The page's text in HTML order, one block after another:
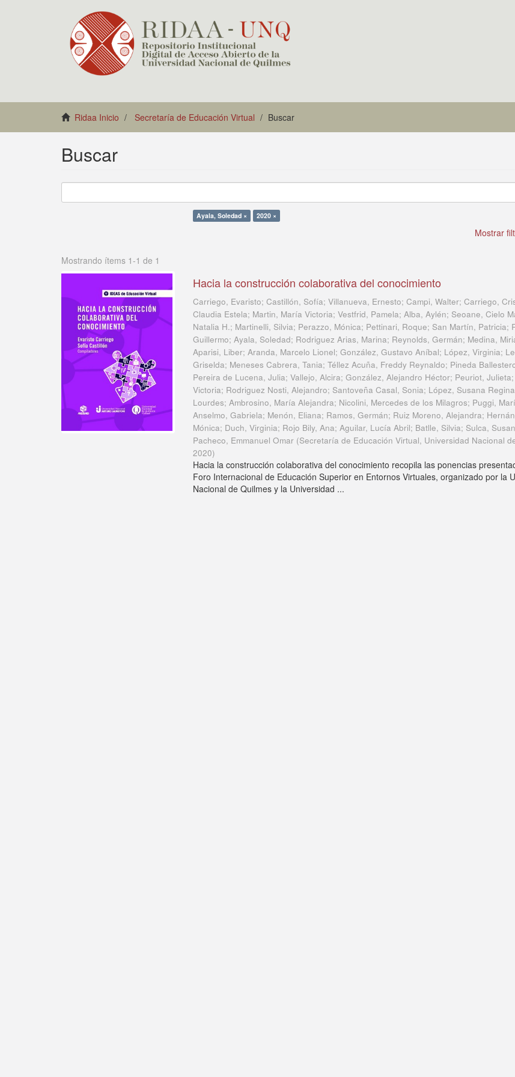
Ridaa Inicio Secretaría de Educación Virtual Buscar
Buscar
Ayala, Soledad × 2020 ×
Mostrar
Mostrando ítems 1-1 de 1
Hacia la construcción colaborativa del conocimiento
Carriego, Evaristo; Castillón, Sofía; Villanueva, Ernesto; Campi, Walter; Carriego,
Claudia Estela; Martin, María Victoria; Vestfrid, Pamela; Alba, Aylén; Seoane, Cielo
Natalia H.; Martinelli, Silvia; Perazzo, Mónica; Pettinari, Roque; San Martín, Patricia;
Guillermo; Ayala, Soledad; Rodriguez Arias, Marina; Reynolds, Germán; Medina,
Aparisi, Liber; Aranda, Marcelo Lionel; González, Gustavo Aníbal; López, Virginia;
Griselda; Meneses Cabrera, Tania; Téllez Acuña, Freddy Reynaldo; Pineda
Pereira de Lucena, Julia; Vallejo, Alcira; González, Alejandro Héctor; Peuriot,
Victoria; Rodriguez Nosti, Alejandro; Santoveña Casal, Sonia; López, Susana
Lourdes; Ambrosino, María Alejandra; Nicolini, Mercedes de los Milagros; Puggi,
Anselmo, Gabriela; Menón, Eliana; Ramos, Germán; Ruiz Moreno, Alejandra;
Mónica; Duch, Virginia; Rojo Bily, Ana; Aguilar, Lucía Abril; Batlle, Silvia; Sulca,
Pacheco, Emmanuel Omar (Secretaría de Educación Virtual, Universidad Nacional
2020)
Hacia la construcción colaborativa del conocimiento recopila las ponencias
Foro Internacional de Educación Superior en Entornos Virtuales, organizado por la
Nacional de Quilmes y la Universidad ...